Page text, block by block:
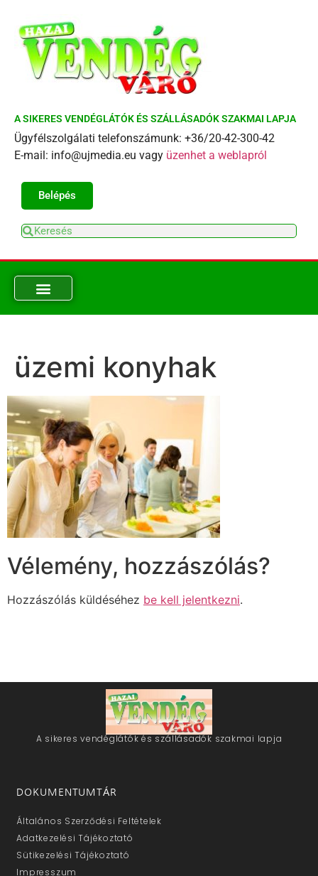
A SIKERES VENDÉGLÁTÓK ÉS SZÁLLÁSADÓK SZAKMAI LAPJA
Ügyfélszolgálati telefonszámunk: +36/20-42-300-42
E-mail: info@ujmedia.eu vagy üzenhet a weblapról
Belépés
üzemi konyhak
Vélemény, hozzászólás?
Hozzászólás küldéséhez be kell jelentkezni.
A sikeres vendéglátók és szállásadók szakmai lapja
DOKUMENTUMTÁR
Általános Szerződési Feltételek
Adatkezelési Tájékoztató
Sütikezelési Tájékoztató
Impresszum